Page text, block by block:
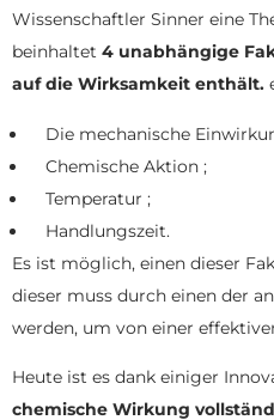
Wissenschaftler Sinner eine
beinhaltet 4 unabhängige
auf die Wirksamkeit enthält.
Die mechanische
Chemische Aktion ;
Temperatur ;
Handlungszeit.
Es ist möglich, einen dieser
dieser muss durch einen der
werden, um von einer
Heute ist es dank einiger
chemische Wirkung